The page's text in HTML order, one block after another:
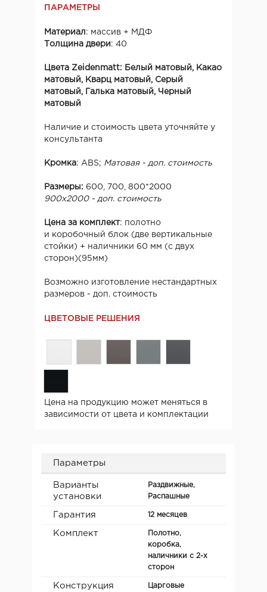
ПАРАМЕТРЫ
Материал: массив + МДФ
Толщина двери: 40
Цвета Zeidenmatt: Белый матовый, Какао
матовый, Кварц матовый, Серый
матовый, Галька матовый, Черный
матовый
Наличие и стоимость цвета уточняйте у
консультанта
Кромка: ABS; Матовая - доп. стоимость
Размеры: 600, 700, 800*2000
900х2000 - доп. стоимость
Цена за комплект: полотно
и коробочный блок (две вертикальные
стойки) + наличники 60 мм (с двух
сторон)(95мм)
Возможно изготовление нестандартных
размеров - доп. стоимость
ЦВЕТОВЫЕ РЕШЕНИЯ
Цена на продукцию может меняться в
зависимости от цвета и комплектации
Параметры
Варианты
установки
Раздвижные,
Распашные
Гарантия 12 месяцев
Комплект
Полотно,
коробка,
наличники с 2-х
сторон
Конструкция Царговые